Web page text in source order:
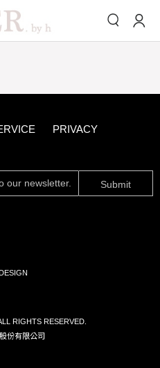
PRIVACY
Submit
RIGHTS RESERVED.
份有限公司